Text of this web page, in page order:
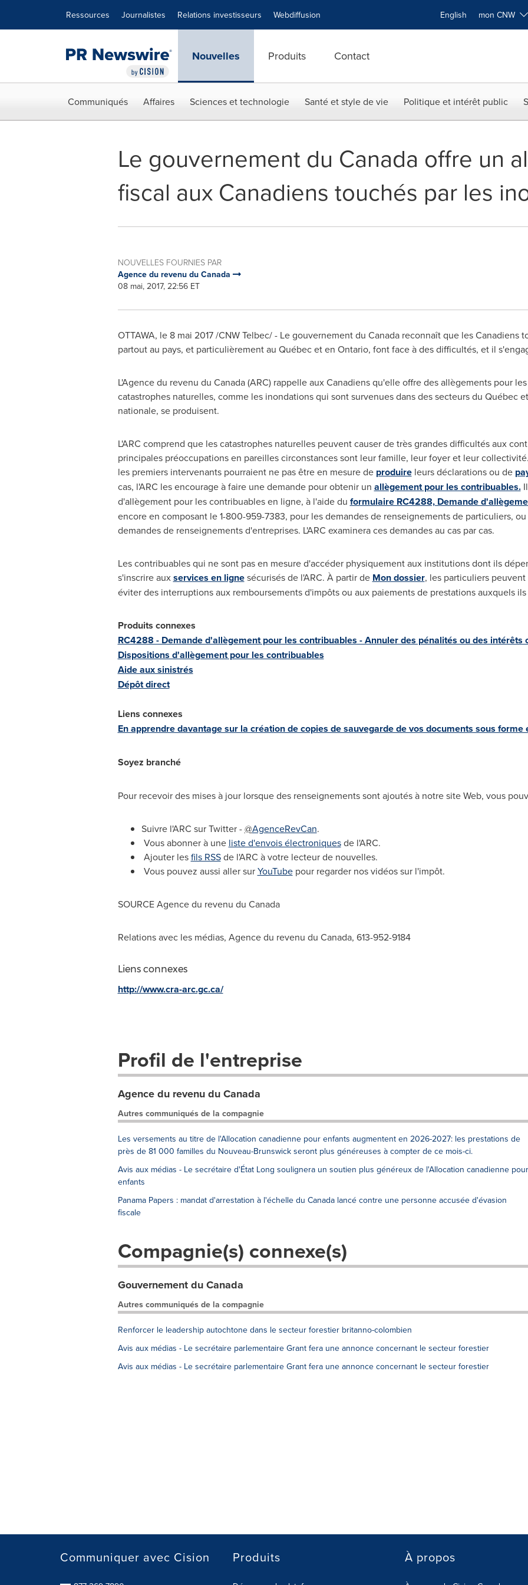
Ressources Journalistes Relations investisseurs Webdiffusion English mon CNW
Nouvelles Produits Contact
Communiqués Affaires Sciences et technologie Santé et style de vie Politique et intérêt public
Le gouvernement du Canada offre un
fiscal aux Canadiens touchés par les
NOUVELLES FOURNIES PAR
Agence du revenu du Canada
08 mai, 2017, 22:56 ET
OTTAWA, le 8 mai 2017 /CNW Telbec/ - Le gouvernement du Canadareconnaît que les Canadiens
partout au pays, et particulièrement au Québec et en Ontario, font face à des difficultés, et il
L'Agence du revenu du Canada(ARC) rappelle aux Canadiens qu'elle offre des allègements pour
catastrophes naturelles, comme les inondations qui sont survenues dans des secteurs du Québec
nationale, se produisent.
L'ARC comprend que les catastrophes naturelles peuvent causer de très grandes difficultés aux
principales préoccupations en pareilles circonstances sont leur famille, leur foyer et leur
les premiers intervenants pourraient ne pas être en mesure de produireleurs déclarations ou de
cas, l'ARC les encourage à faire une demande pour obtenir un allègement pour les contribuables.
d'allègement pour les contribuables en ligne, à l'aide du formulaire RC4288, Demande
encore en composant le 1-800-959-7383, pour les demandes de renseignements de particuliers,
demandes de renseignements d'entreprises. L'ARC examinera ces demandes au cas par cas.
Les contribuables qui ne sont pas en mesure d'accéder physiquement aux institutions dont ils
s'inscrire auxservices en lignesécurisés de l'ARC. À partir de Mon dossier, les particuliers
éviter des interruptions aux remboursements d'impôts ou aux paiements de prestations auxquels
Produits connexes
RC4288 - Demande d'allègement pour les contribuables - Annuler des pénalités ou des intérêts
Dispositions d'allègement pour les contribuables
Aide aux sinistrés
Dépôt direct
Liens connexes
En apprendre davantage sur la création de copies de sauvegarde de vos documents sous forme
Soyez branché
Pour recevoir des mises à jour lorsque des renseignements sont ajoutés à notre site Web, vous
Suivre l'ARC sur Twitter -@AgenceRevCan.
Vous abonner à une liste d'envois électroniquesde l'ARC.
Ajouter lesfils RSSde l'ARC à votre lecteur de nouvelles.
Vous pouvez aussi aller surYouTubepour regarder nos vidéos sur l'impôt.
SOURCE Agence du revenu du Canada
Relations avec les médias, Agence du revenu du Canada, 613-952-9184
Liens connexes
http://www.cra-arc.gc.ca/
Profil de l'entreprise
Agence du revenu du Canada
Autres communiqués de la compagnie
Les versements au titre de l'Allocation canadienne pour enfants augmentent en 2026-2027: les prestations de
près de 81 000 familles du Nouveau-Brunswick seront plus généreuses à compter de ce mois-ci.
Avis aux médias - Le secrétaire d'État Long soulignera un soutien plus généreux de l'Allocation canadienne pour
enfants
Panama Papers : mandat d'arrestation à l'échelle du Canada lancé contre une personne accusée d'évasion
fiscale
Compagnie(s) connexe(s)
Gouvernement du Canada
Autres communiqués de la compagnie
Renforcer le leadership autochtone dans le secteur forestier britanno-colombien
Avis aux médias - Le secrétaire parlementaire Grant fera une annonce concernant le secteur forestier
Avis aux médias - Le secrétaire parlementaire Grant fera une annonce concernant le secteur forestier
Communiquer avec Cision Produits À propos